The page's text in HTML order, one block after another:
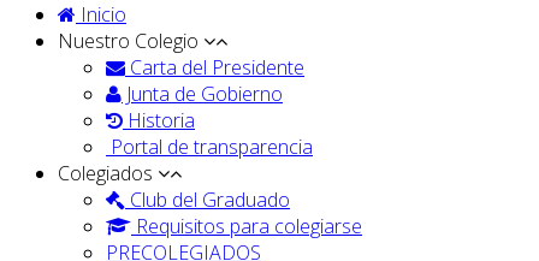
Inicio
Nuestro Colegio
Carta del Presidente
Junta de Gobierno
Historia
Portal de transparencia
Colegiados
Club del Graduado
Requisitos para colegiarse
PRECOLEGIADOS